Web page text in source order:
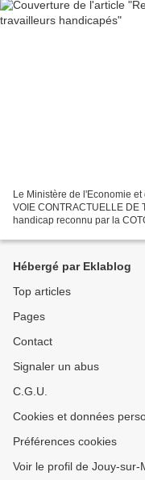
Le Ministère de l'Economie
VOIE CONTRACTUELLE DE
handicap reconnu par la
Hébergé par Eklablog
Top articles
Pages
Contact
Signaler un abus
C.G.U.
Cookies et données
Préférences cookies
Voir le profil de Jouy-sur-